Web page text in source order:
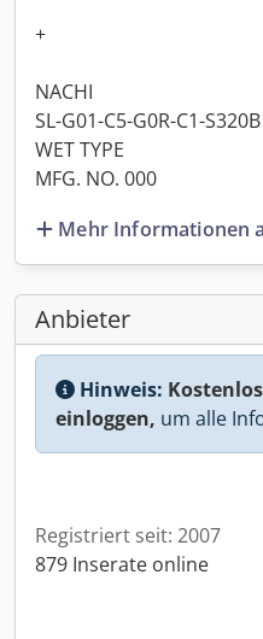
+
NACHI
SL-G01-C5-G0R-C1-S320B
WET TYPE
MFG. NO. 000
Mehr Informationen
Anbieter
Hinweis:
einloggen, um alle
Registriert seit: 2007
879 Inserate online